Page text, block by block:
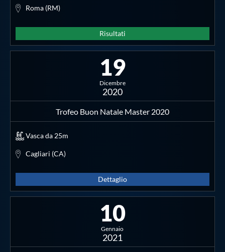
Intranet
Mappa del sito
Roma (RM)
Risultati
19
Dicembre
2020
Trofeo Buon Natale Master 2020
Vasca da 25m
Cagliari (CA)
Dettaglio
10
Gennaio
2021